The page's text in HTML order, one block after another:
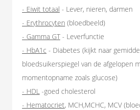
- Eiwit totaal - Lever, nieren, darmen
- Erythrocyten (bloedbeeld)
- Gamma GT- Leverfunctie
- HbA1c - Diabetes (kijkt naar
bloedsuikerspiegel van de afgelopen
momentopname zoals glucose)
- HDL -goed cholesterol
- Hematocriet, MCH,MCHC, MCV